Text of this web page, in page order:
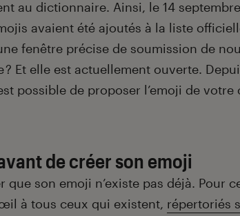
au dictionnaire. Ainsi, le 14
avaient été ajoutés à la liste
fenêtre précise de soumission de
? Et elle est actuellement ouverte.
possible de proposer l’emoji de votre
de créer son emoji
que son emoji n’existe pas déjà. Pour
à tous ceux qui existent, répertoriés